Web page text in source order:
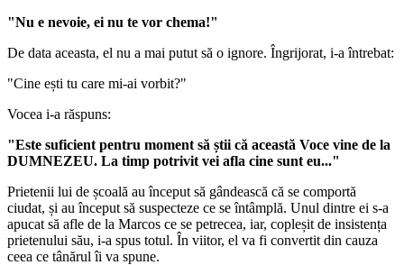
"Nu e nevoie, ei nu te vor chema!"
De data aceasta, el nu a mai putut să o ignore. Îngrijorat, i-a întrebat:
"Cine ești tu care mi-ai vorbit?"
Vocea i-a răspuns:
"Este suficient pentru moment să știi că această Voce vine de la
DUMNEZEU. La timp potrivit vei afla cine sunt eu..."
Prietenii lui de școală au început să gândească că se comportă
ciudat, și au început să suspecteze ce se întâmplă. Unul dintre ei s-a
apucat să afle de la Marcos ce se petrecea, iar, copleșit de insistența
prietenului său, i-a spus totul. În viitor, el va fi convertit din cauza
ceea ce tânărul îi va spune.